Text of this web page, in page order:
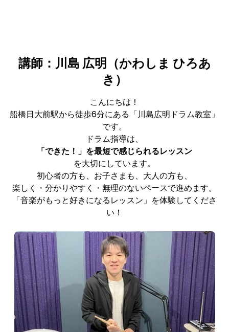
講師：川島 広明（かわしま ひろあ
き）
こんにちは！
船橋日大前駅から徒歩6分にある「川島広明ドラム教室」
です。
ドラム指導は、
「できた！」を最短で感じられるレッスン
を大切にしています。
初心者の方も、お子さまも、大人の方も、
楽しく・分かりやすく・無理のないペースで進めます。
「音楽がもっと好きになるレッスン」を体験してくださ
い！